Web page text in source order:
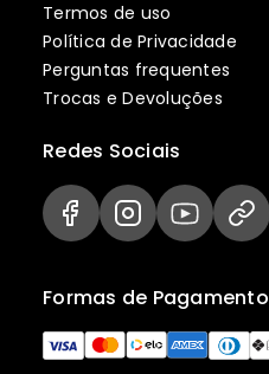
Termos de uso
Política de Privacidade
Perguntas frequentes
Trocas e Devoluções
Formas de Pagamento
Redes Sociais